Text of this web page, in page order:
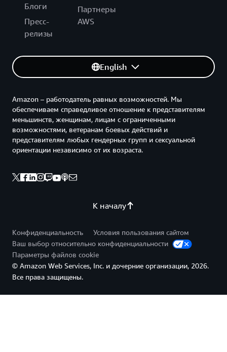
Блоги
Пресс-
релизы
Партнеры
AWS
English
К началу
Amazon – работодатель равных возможностей. Мы
обеспечиваем справедливое отношение к представителям
меньшинств, женщинам, лицам с ограниченными
возможностями, ветеранам боевых действий и
представителям любых гендерных групп и сексуальной
ориентации независимо от их возраста.
Конфиденциальность
Условия пользования сайтом
Ваш выбор относительно конфиденциальности
Параметры файлов cookie
© Amazon Web Services, Inc. и дочерние организации, 2026.
Все права защищены.